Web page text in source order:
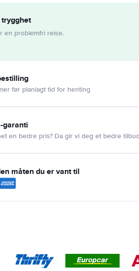
en problemfri reise.
før planlagt tid for henting
garanti
en bedre pris? Da gir vi deg et bedre
måten du er vant til